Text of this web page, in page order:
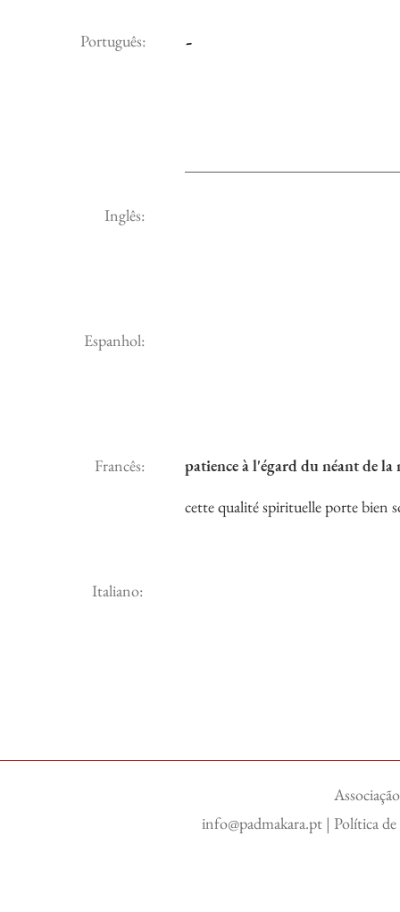
Português: -
Inglês:
Espanhol:
Francês:
patience à l'égard du néant de la
cette qualité spirituelle porte bien
Italiano:
info@padmakara.pt | Política